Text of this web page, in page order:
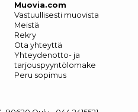
Muovia.com
Vastuullisesti muovista
Meistä
Rekry
Ota yhteyttä
Yhteydenotto- ja
tarjouspyyntölomake
Peru sopimus